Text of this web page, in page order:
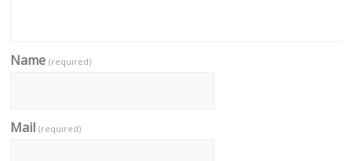
Name(required)
Mail(required)